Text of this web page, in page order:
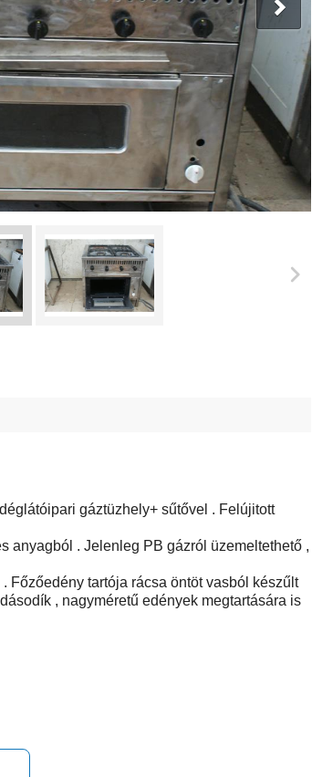
gáztüzhely+ sűtővel . Felújitott
anyagból . Jelenleg PB gázról üzemeltethető ,
Főzőedény tartója rácsa öntöt vasból készűlt
, nagyméretű edények megtartására is